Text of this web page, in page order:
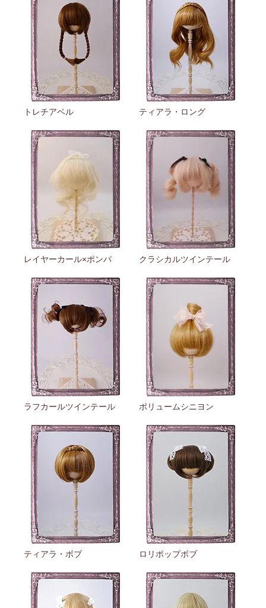
トレチアベル ティアラ・ロング
レイヤーカール×ポンパ クラシカルツインテール
ラフカールツインテール ボリュームシニヨン
ティアラ・ボブ ロリポップボブ